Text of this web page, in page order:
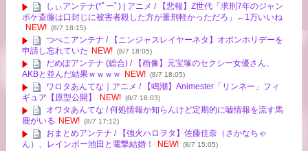
しぃアンテナ(*ﾟーﾟ) | アニメ / 【悲報】Z世代「求刑7年のジャン
ポケ斎藤は口封じに被害者殺した方が量刑軽かっただろ」←1万いいね
NEW! (8/7 18:15)
つべこアンテナ / 【ニンジャスレイヤーネタ】オボンホリデーを
申請し忘れていた NEW! (8/7 18:05)
だめぽアンテナ (総合) / 【画像】元宝塚のセクシー女優さん、
AKBと並んだ結果ｗｗｗｗ
NEW! (8/7 18:05)
ワロタあんてな｜アニメ / 【鳴潮】Animester「リンネー」フィ
ギュア【原型公開】
NEW! (8/7 18:03)
オワタあんてな / 何処情報か知らんけど定期的に嘘情報を流す馬
鹿がいる NEW! (8/7 17:12)
おまとめアンテナ / 【強火ハロヲタ】佐藤佳奈（さかなちゃ
ん）、レインボー池田と電撃結婚！
NEW! (8/7 15:05)